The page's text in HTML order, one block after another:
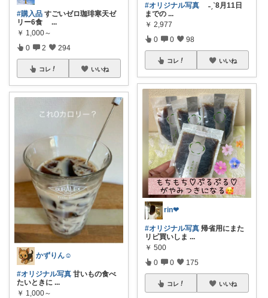
#購入品 すごいゼロ珈琲寒天ゼ
リー6食
...
￥ 1,000～
0 2 294
コレ いいね
かずりん☺︎
#オリジナル写真 甘いもの食べ
たいときに ...
￥ 1,000～
#オリジナル写真 ˗ˏˋ8月11日
までの ...
￥ 2,977
0 0 98
コレ いいね
rin❤︎
#オリジナル写真 帰省用にまた
リピ買いしま ...
￥ 500
0 0 175
コレ いいね